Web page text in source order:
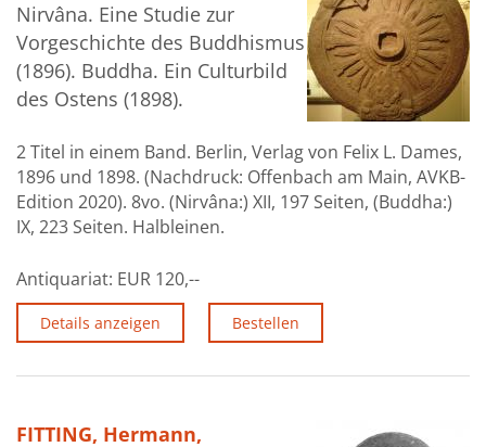
Nirvâna. Eine Studie zur
Vorgeschichte des Buddhismus
(1896). Buddha. Ein Culturbild
des Ostens (1898).
2 Titel in einem Band. Berlin, Verlag von Felix L. Dames,
1896 und 1898. (Nachdruck: Offenbach am Main, AVKB-
Edition 2020). 8vo. (Nirvâna:) XII, 197 Seiten, (Buddha:)
IX, 223 Seiten. Halbleinen.
Antiquariat: EUR 120,--
Details anzeigen Bestellen
FITTING, Hermann,